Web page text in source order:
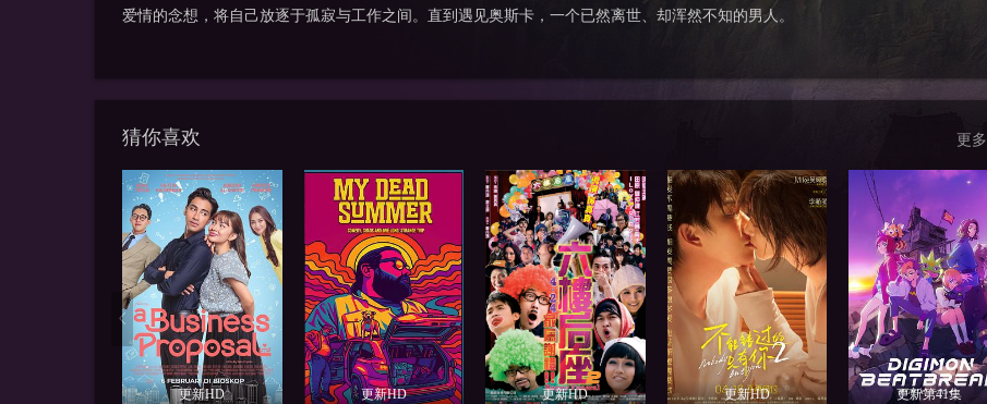
爱情的念想，将自己放逐于孤寂与工作之间。直到遇见奥斯卡，一个已然离世、却浑然不知的男人。
更多
猜你喜欢
更新HD 更新HD 更新HD 更新HD 更新第41集